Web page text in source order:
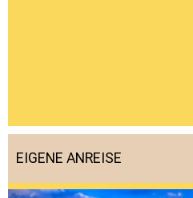
EIGENE ANREISE